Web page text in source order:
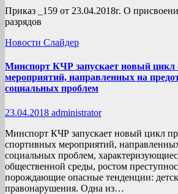
Приказ _159 от 23.04.2018г. О
разрядов
Новости Слайдер
Минспорт КЧР запускает новый цикл
мероприятий, направленных на
социальных проблем
23.04.2018 administrator
Минспорт КЧР запускает новый цикл
спортивных мероприятий,
социальных проблем,
общественной среды, ростом
порождающие опасные тенденции:
правонарушения. Одна из…